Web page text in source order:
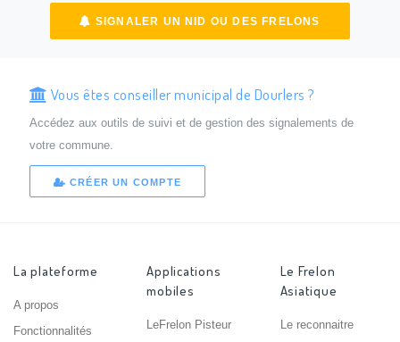
SIGNALER UN NID OU DES FRELONS
Vous êtes conseiller municipal de Dourlers ?
Accédez aux outils de suivi et de gestion des signalements de
votre commune.
CRÉER UN COMPTE
La plateforme
A propos
Fonctionnalités
Applications
mobiles
LeFrelon Pisteur
Le Frelon
Asiatique
Le reconnaitre